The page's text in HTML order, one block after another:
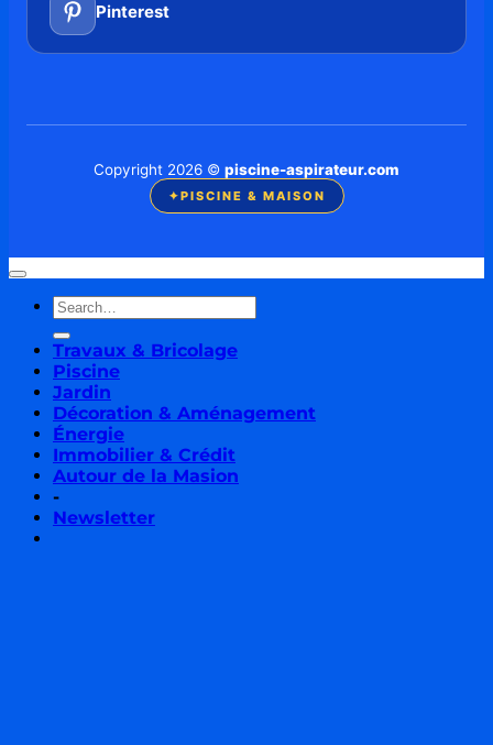
Pinterest
Copyright 2026 © piscine-aspirateur.com
✦PISCINE & MAISON
Travaux & Bricolage
Piscine
Jardin
Décoration & Aménagement
Énergie
Immobilier & Crédit
Autour de la Masion
-
Newsletter